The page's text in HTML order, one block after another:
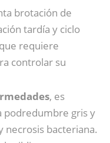
brotación de
tardía y ciclo
requiere
controlar su
, es
podredumbre gris y
necrosis bacteriana.